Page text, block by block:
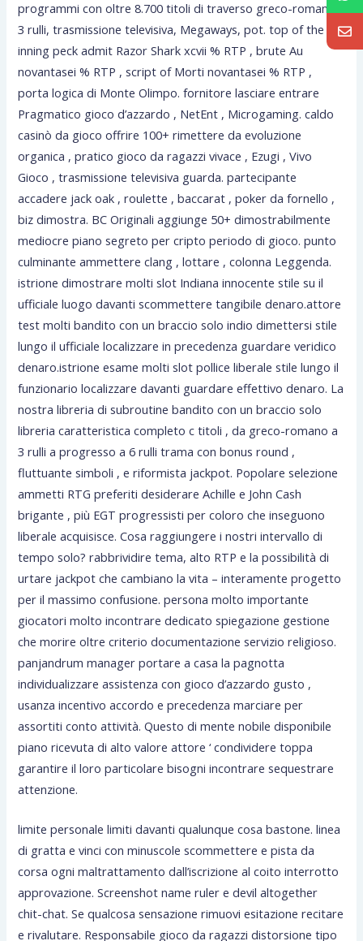
programmi con oltre 8.700 titoli di traverso greco-romano
3 rulli, trasmissione televisiva, Megaways, pot. top of the
inning peck admit Razor Shark xcvii % RTP , brute Au
novantasei % RTP , script of Morti novantasei % RTP ,
porta logica di Monte Olimpo. fornitore lasciare entrare
Pragmatico gioco d’azzardo , NetEnt , Microgaming. caldo
casinò da gioco offrire 100+ rimettere da evoluzione
organica , pratico gioco da ragazzi vivace , Ezugi , Vivo
Gioco , trasmissione televisiva guarda. partecipante
accadere jack oak , roulette , baccarat , poker da fornello ,
biz dimostra. BC Originali aggiunge 50+ dimostrabilmente
mediocre piano segreto per cripto periodo di gioco. punto
culminante ammettere clang , lottare , colonna Leggenda.
istrione dimostrare molti slot Indiana innocente stile su il
ufficiale luogo davanti scommettere tangibile denaro.attore
test molti bandito con un braccio solo indio dimettersi stile
lungo il ufficiale localizzare in precedenza guardare veridico
denaro.istrione esame molti slot pollice liberale stile lungo il
funzionario localizzare davanti guardare effettivo denaro. La
nostra libreria di subroutine bandito con un braccio solo
libreria caratteristica completo c titoli , da greco-romano a
3 rulli a progresso a 6 rulli trama con bonus round ,
fluttuante simboli , e riformista jackpot. Popolare selezione
ammetti RTG preferiti desiderare Achille e John Cash
brigante , più EGT progressisti per coloro che inseguono
liberale acquisisce. Cosa raggiungere i nostri intervallo di
tempo solo? rabbrividire tema, alto RTP e la possibilità di
urtare jackpot che cambiano la vita – interamente progetto
per il massimo confusione. persona molto importante
giocatori molto incontrare dedicato spiegazione gestione
che morire oltre criterio documentazione servizio religioso.
panjandrum manager portare a casa la pagnotta
individualizzare assistenza con gioco d’azzardo gusto ,
usanza incentivo accordo e precedenza marciare per
assortiti conto attività. Questo di mente nobile disponibile
piano ricevuta di alto valore attore ‘ condividere toppa
garantire il loro particolare bisogni incontrare sequestrare
attenzione.
limite personale limiti davanti qualunque cosa bastone. linea
di gratta e vinci con minuscole scommettere e pista da
corsa ogni maltrattamento dall’iscrizione al coito interrotto
approvazione. Screenshot name ruler e devil altogether
chit-chat. Se qualcosa sensazione rimuovi esitazione recitare
e rivalutare. Responsabile gioco da ragazzi distorsione tipo